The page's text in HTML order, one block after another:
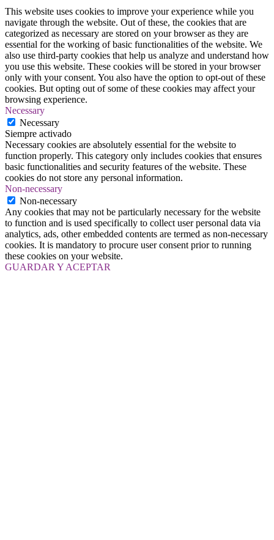
This website uses cookies to improve your experience while you
navigate through the website. Out of these, the cookies that are
categorized as necessary are stored on your browser as they are
essential for the working of basic functionalities of the website. We
also use third-party cookies that help us analyze and understand how
you use this website. These cookies will be stored in your browser
only with your consent. You also have the option to opt-out of these
cookies. But opting out of some of these cookies may affect your
browsing experience.
Necessary
Necessary
Siempre activado
Necessary cookies are absolutely essential for the website to
function properly. This category only includes cookies that ensures
basic functionalities and security features of the website. These
cookies do not store any personal information.
Non-necessary
Non-necessary
Any cookies that may not be particularly necessary for the website
to function and is used specifically to collect user personal data via
analytics, ads, other embedded contents are termed as non-necessary
cookies. It is mandatory to procure user consent prior to running
these cookies on your website.
GUARDAR Y ACEPTAR